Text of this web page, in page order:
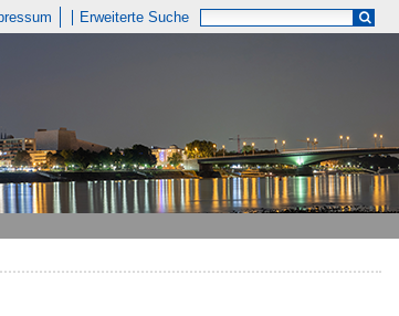
Erweiterte Suche